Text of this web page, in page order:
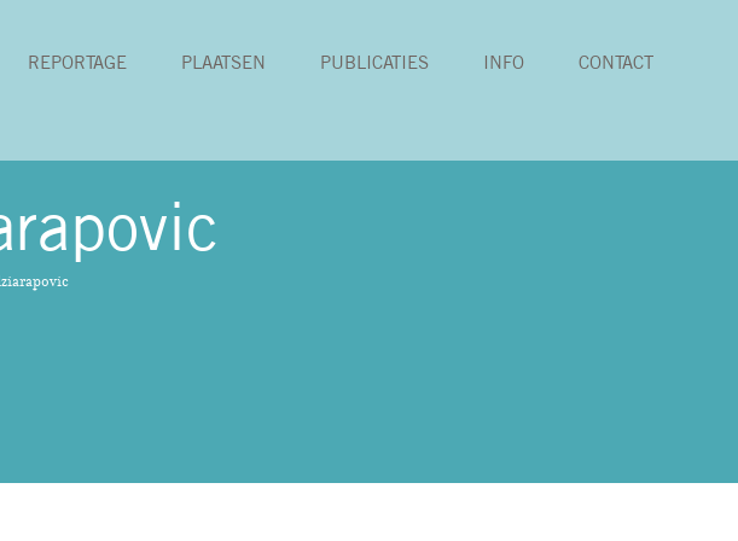
REPORTAGE PLAATSEN PUBLICATIES INFO CONTACT